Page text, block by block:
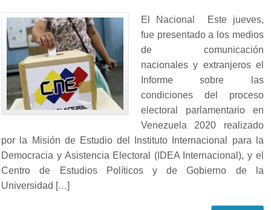
El Nacional Este jueves,
fue presentado a los medios
de comunicación
nacionales y extranjeros el
Informe sobre las
condiciones del proceso
electoral parlamentario en
Venezuela 2020 realizado
por la Misión de Estudio del Instituto Internacional para la
Democracia y Asistencia Electoral (IDEA Internacional), y el
Centro de Estudios Políticos y de Gobierno de la
Universidad […]